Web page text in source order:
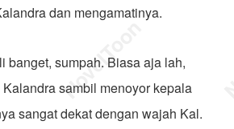
dan mengamatinya.
banget, sumpah. Biasa aja lah,
sambil menoyor kepala
sangat dekat dengan wajah Kal.